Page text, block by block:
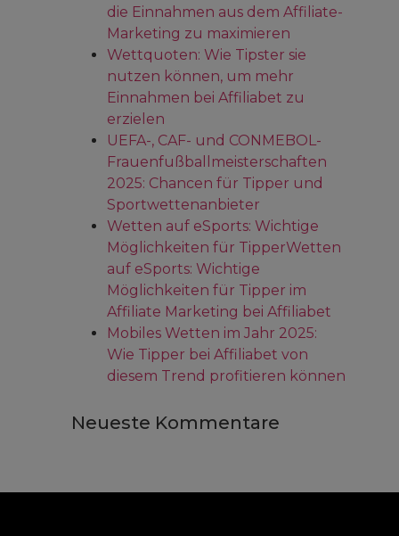
die Einnahmen aus dem Affiliate-
Marketing zu maximieren
Wettquoten: Wie Tipster sie
nutzen können, um mehr
Einnahmen bei Affiliabet zu
erzielen
UEFA-, CAF- und CONMEBOL-
Frauenfußballmeisterschaften
2025: Chancen für Tipper und
Sportwettenanbieter
Wetten auf eSports: Wichtige
Möglichkeiten für TipperWetten
auf eSports: Wichtige
Möglichkeiten für Tipper im
Affiliate Marketing bei Affiliabet
Mobiles Wetten im Jahr 2025:
Wie Tipper bei Affiliabet von
diesem Trend profitieren können
Neueste Kommentare